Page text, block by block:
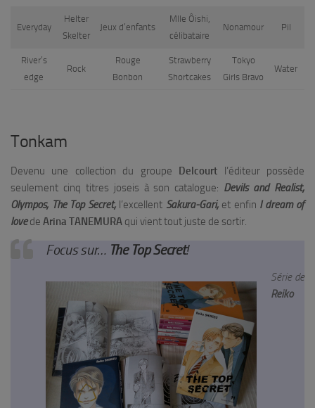
Everyday
Helter
Skelter
Jeux d’enfants
Mlle Ôishi,
célibataire
Nonamour Pil
River’s
edge
Rock
Rouge
Bonbon
Strawberry
Shortcakes
Tokyo
Girls Bravo
Water
Tonkam
Devenu une collection du groupe Delcourt l’éditeur possède
seulement cinq titres joseis à son catalogue: Devils and Realist,
Olympos, The Top Secret,l’excellent Sakura-Gari, et enfin I dream of
lovede Arina TANEMURA qui vient tout juste de sortir.
Focus sur… The Top Secret!
Série de
Reiko